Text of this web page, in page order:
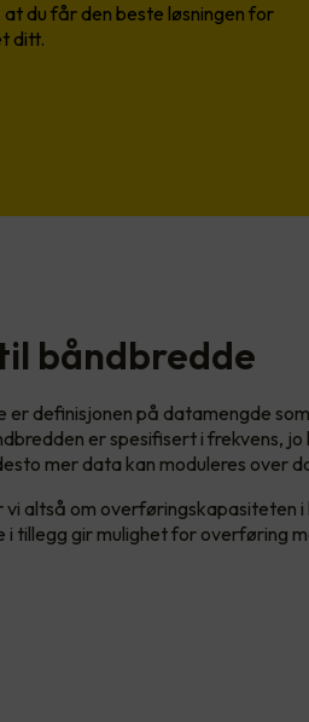
du får den beste løsningen for
ditt.
båndbredde
er definisjonen på datamengde
er spesifisert i frekvens,
mer data kan moduleres over
vi altså om overføringskapasiteten
i tillegg gir mulighet for overføring